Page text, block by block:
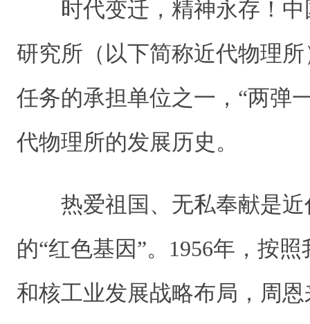
时代变迁，精神永存！
研究所（以下简称近代物理
任务的承担单位之一，“两弹
代物理所的发展历史。
热爱祖国、无私奉献是
的“红色基因”。1956年，按
和核工业发展战略布局，周